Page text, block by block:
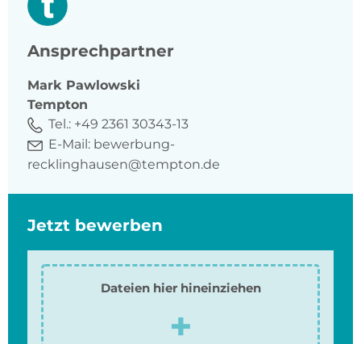
Ansprechpartner
Mark Pawlowski
Tempton
Tel.: +49 2361 30343-13
E-Mail: bewerbung-
recklinghausen@tempton.de
Jetzt bewerben
Dateien hier hineinziehen